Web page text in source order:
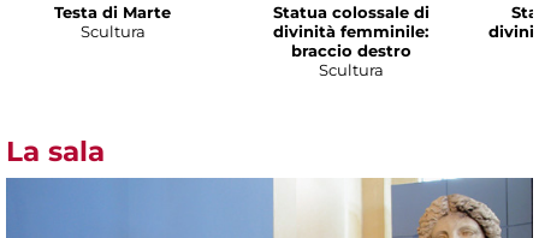
Testa di Marte
Scultura
Statua colossale di
divinità femminile:
braccio destro
Scultura
La sala